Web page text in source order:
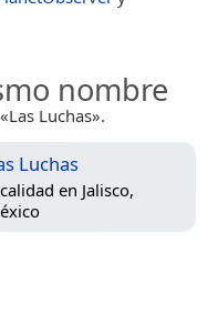
nombre
Luchas».
Luchas
en Jalisco,